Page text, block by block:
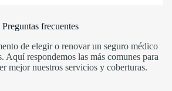
Preguntas frecuentes
de elegir o renovar un seguro médico
Aquí respondemos las más comunes para
mejor nuestros servicios y coberturas.